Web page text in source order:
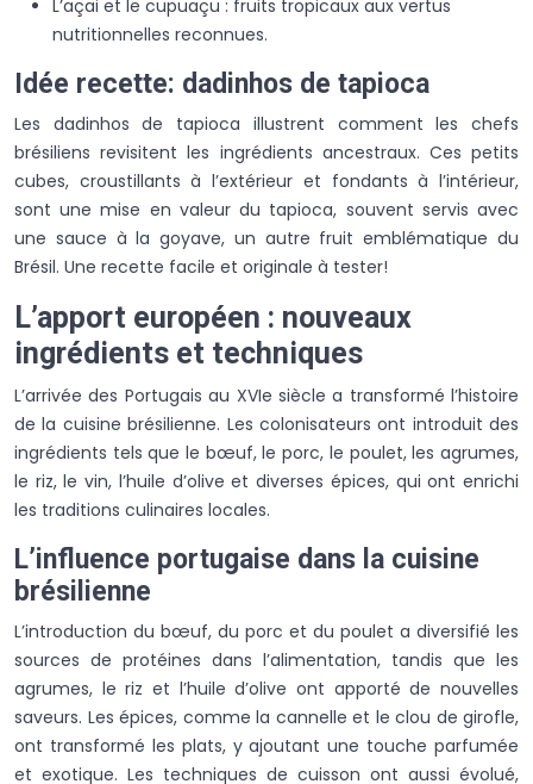
L’açai et le cupuaçu : fruits tropicaux aux vertus
nutritionnelles reconnues.
Idée recette: dadinhos de tapioca
Les dadinhos de tapioca illustrent comment les chefs
brésiliens revisitent les ingrédients ancestraux. Ces petits
cubes, croustillants à l’extérieur et fondants à l’intérieur,
sont une mise en valeur du tapioca, souvent servis avec
une sauce à la goyave, un autre fruit emblématique du
Brésil. Une recette facile et originale à tester!
L’apport européen : nouveaux
ingrédients et techniques
L’arrivée des Portugais au XVIe siècle a transformé l’histoire
de la cuisine brésilienne. Les colonisateurs ont introduit des
ingrédients tels que le bœuf, le porc, le poulet, les agrumes,
le riz, le vin, l’huile d’olive et diverses épices, qui ont enrichi
les traditions culinaires locales.
L’influence portugaise dans la cuisine
brésilienne
L’introduction du bœuf, du porc et du poulet a diversifié les
sources de protéines dans l’alimentation, tandis que les
agrumes, le riz et l’huile d’olive ont apporté de nouvelles
saveurs. Les épices, comme la cannelle et le clou de girofle,
ont transformé les plats, y ajoutant une touche parfumée
et exotique. Les techniques de cuisson ont aussi évolué,